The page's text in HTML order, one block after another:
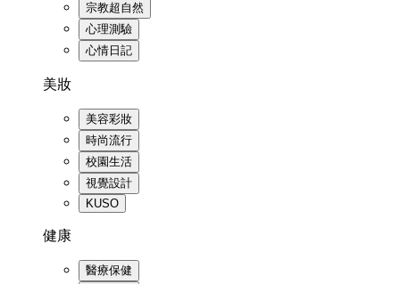
宗教超自然
心理測驗
心情日記
美妝
美容彩妝
時尚流行
校園生活
視覺設計
KUSO
健康
醫療保健